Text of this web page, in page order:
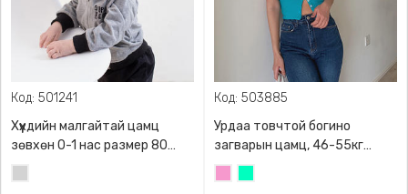
Код: 501241
Хүүхдийн малгайтай цамц
зөвхөн 0-1 нас размер 80
сонголттой
Код: 503885
Урдаа товчтой богино
загварын цамц, 46-55кг
жинд таарна